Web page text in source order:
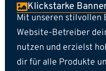
Klickstarke
Mit unseren stilvollen
Website-Betreiber
nutzen und erzielst
dir für alle Produkte